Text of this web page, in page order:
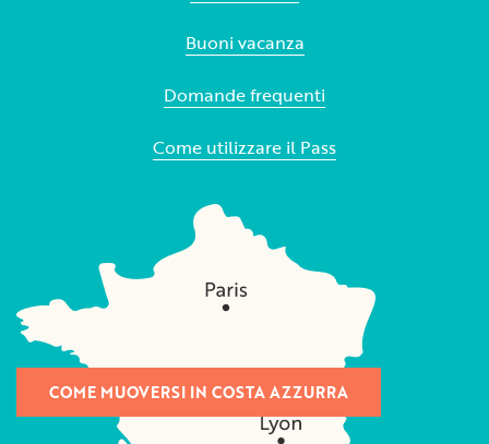
Buoni vacanza
Domande frequenti
Come utilizzare il Pass
COME MUOVERSI IN COSTA AZZURRA